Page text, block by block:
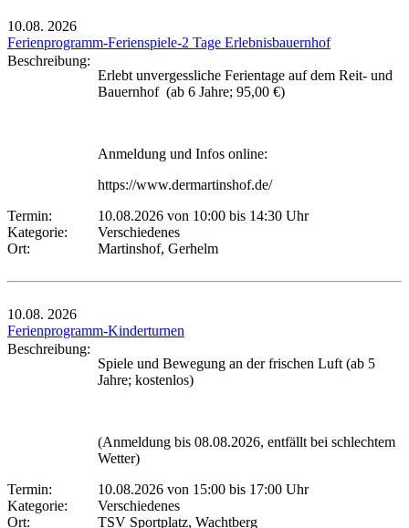
10.08. 2026
Ferienprogramm-Ferienspiele-2 Tage Erlebnisbauernhof
Beschreibung:
Erlebt unvergessliche Ferientage auf dem Reit- und
Bauernhof (ab 6 Jahre; 95,00 €)
Anmeldung und Infos online:
https://www.dermartinshof.de/
Termin:
10.08.2026 von 10:00 bis 14:30 Uhr
Kategorie:
Verschiedenes
Ort:
Martinshof, Gerhelm
10.08. 2026
Ferienprogramm-Kinderturnen
Beschreibung:
Spiele und Bewegung an der frischen Luft (ab 5
Jahre; kostenlos)
(Anmeldung bis 08.08.2026, entfällt bei schlechtem
Wetter)
Termin:
10.08.2026 von 15:00 bis 17:00 Uhr
Kategorie:
Verschiedenes
Ort:
TSV Sportplatz, Wachtberg